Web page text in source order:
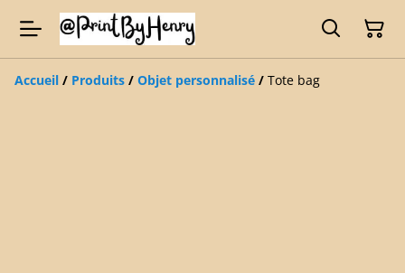
Accueil / Produits / Objet personnalisé / Tote bag